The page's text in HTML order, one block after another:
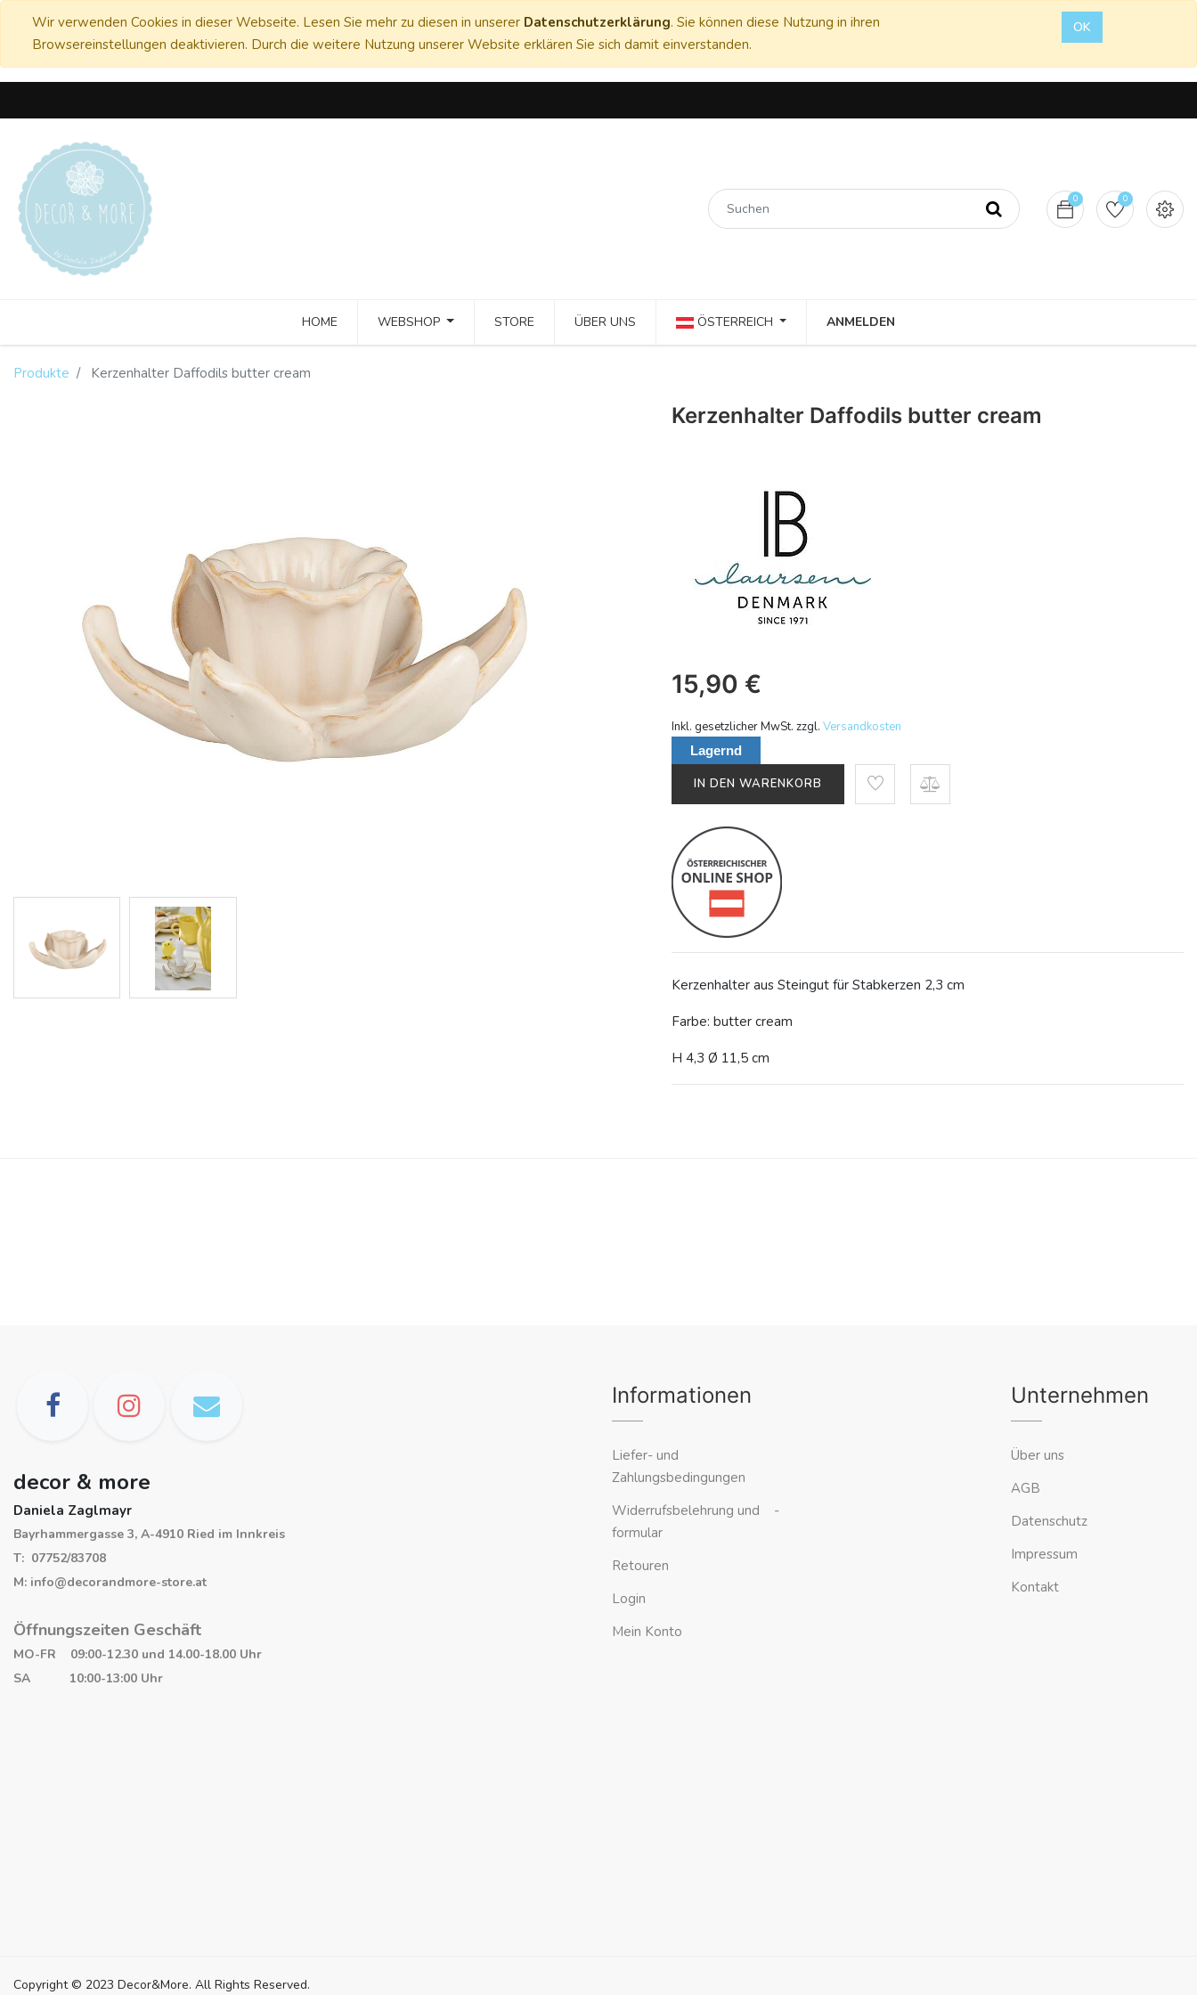
Wir verwenden Cookies in dieser Webseite. Lesen Sie mehr zu diesen in unserer Datenschutzerklärung. Sie können diese Nutzung in ihren
Browsereinstellungen deaktivieren. Durch die weitere Nutzung unserer Website erklären Sie sich damit einverstanden.
OK
0 0
HOME WEBSHOP STORE ÜBER UNS ÖSTERREICH ANMELDEN
Produkte Kerzenhalter Daffodils butter cream
Kerzenhalter Daffodils butter cream
15,90 €
Inkl. gesetzlicher MwSt. zzgl.Versandkosten
Lagernd
IN DEN WARENKORB
Kerzenhalter aus Steingut für Stabkerzen 2,3 cm
Farbe: butter cream
H 4,3 Ø 11,5 cm
decor & more
Daniela Zaglmayr
Bayrhammergasse 3, A-4910 Ried im Innkreis
T: 07752/83708
M: info@decorandmore-store.at
Öffnungszeiten Geschäft
MO-FR 09:00-12.30 und 14.00-18.00 Uhr
SA 10:00-13:00 Uhr
Informationen
Liefer- und
Zahlungsbedingungen
Widerrufsbelehrung und -
formular
Retouren
Login
Mein Konto
Unternehmen
Über uns
AGB
Datenschutz
Impressum
Kontakt
Copyright © 2023 Decor&More. All Rights Reserved.